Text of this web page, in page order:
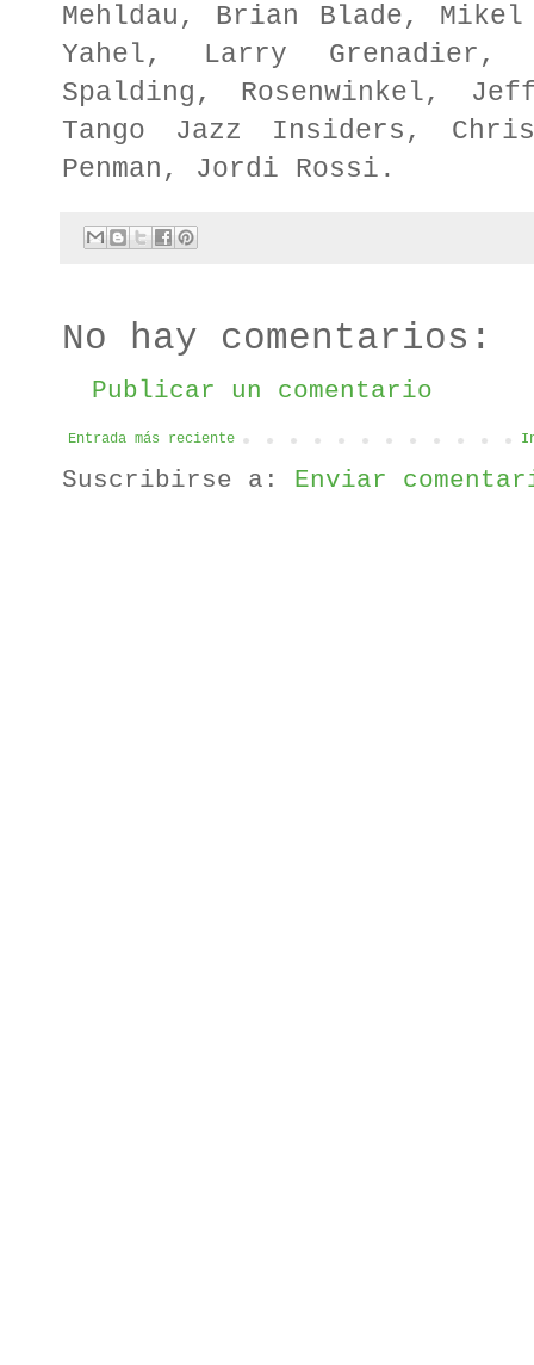
Mehldau, Brian Blade,
Yahel, Larry Grenadier,
Spalding, Rosenwinkel,
Tango Jazz Insiders,
Penman, Jordi Rossi.
No hay comentarios:
Publicar un comentario
Entrada más reciente
Suscribirse a: Enviar